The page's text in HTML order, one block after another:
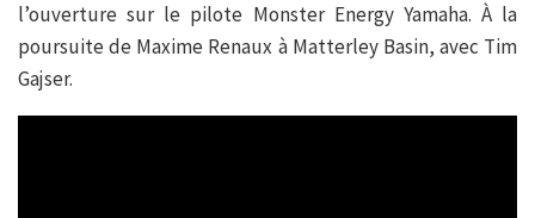
l’ouverture sur le pilote Monster Energy Yamaha. À la
poursuite de Maxime Renaux à Matterley Basin, avec Tim
Gajser.